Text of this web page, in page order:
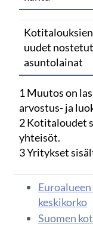
Kotitalouksien
uudet nostetut
asuntolainat
1 Muutos on
arvostus- ja
2 Kotitaloudet
yhteisöt.
3 Yritykset
keskikorko
Suomen